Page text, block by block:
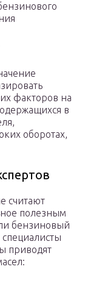
факторов на
в
оборотах,
считают
полезным
бензиновый
приводят